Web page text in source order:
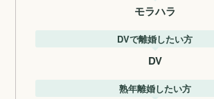
モラハラ
DVで離婚したい方
DV
熟年離婚したい方